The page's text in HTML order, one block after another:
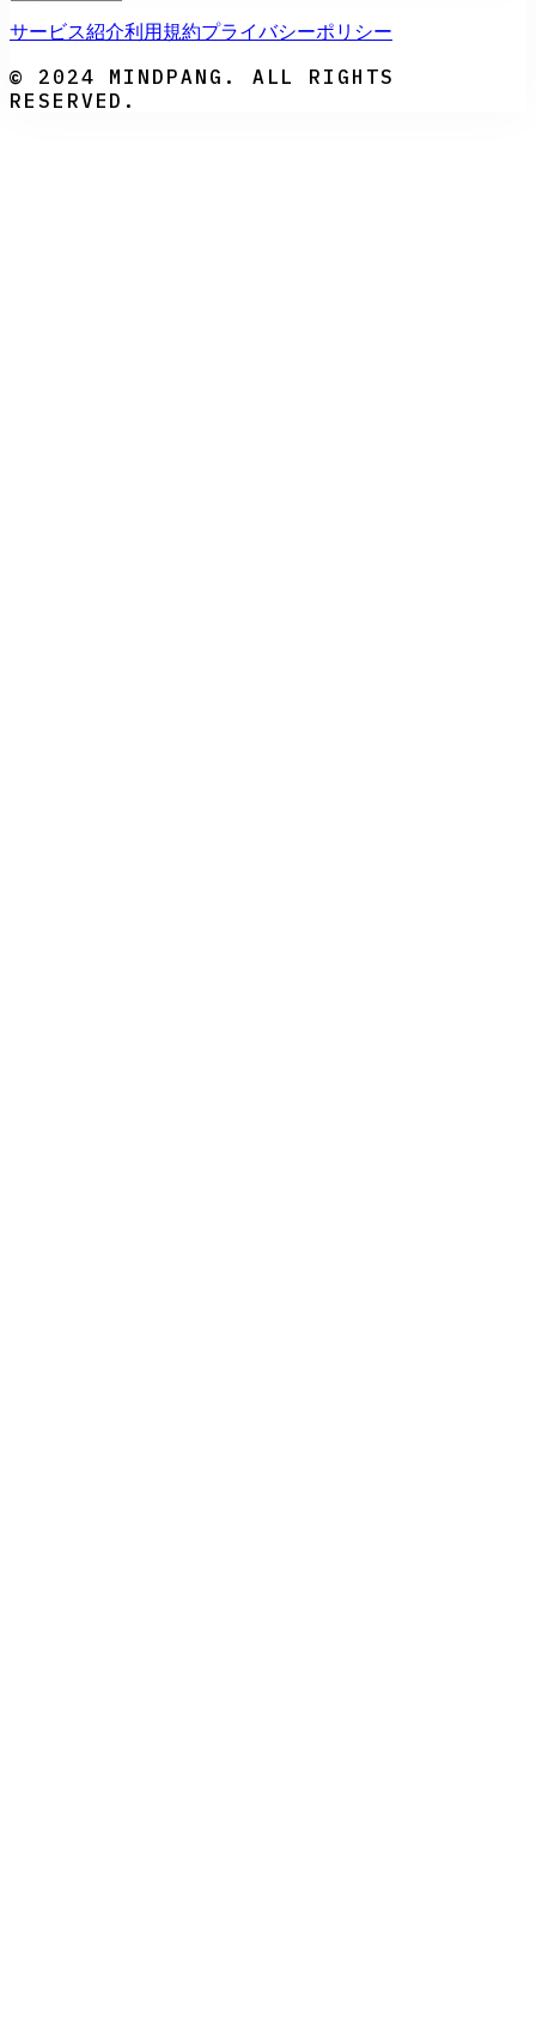
サービス紹介利用規約プライバシーポリシー
© 2024 MINDPANG. ALL RIGHTS
RESERVED.